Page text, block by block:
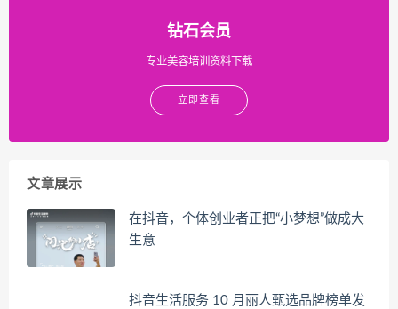
钻石会员
专业美容培训资料下载
立即查看
文章展示
在抖音，个体创业者正把“小梦想”做成大
生意
抖音生活服务 10 月丽人甄选品牌榜单发